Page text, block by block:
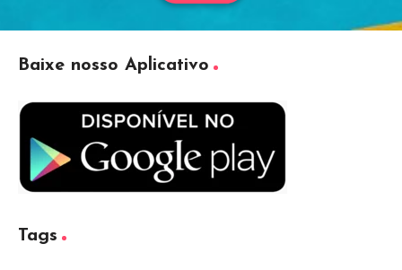
Baixe nosso Aplicativo
Tags